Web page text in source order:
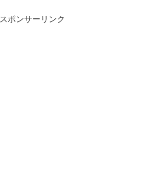
スポンサーリンク